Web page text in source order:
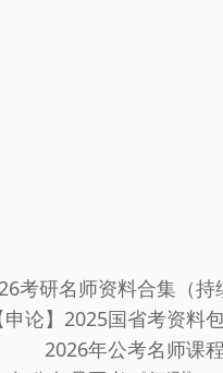
考研名师资料合集（持
申论】2025国省考资料
2026年公考名师课程